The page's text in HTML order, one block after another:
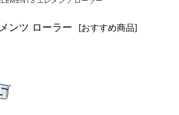
ンツ ローラー [おすすめ商品]